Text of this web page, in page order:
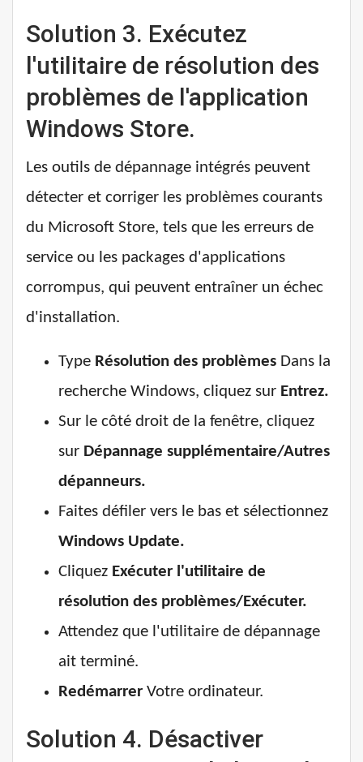
Solution 3. Exécutez
l'utilitaire de résolution des
problèmes de l'application
Windows Store.
Les outils de dépannage intégrés peuvent
détecter et corriger les problèmes courants
du Microsoft Store, tels que les erreurs de
service ou les packages d'applications
corrompus, qui peuvent entraîner un échec
d'installation.
Type Résolution des problèmes Dans la
recherche Windows, cliquez sur Entrez.
Sur le côté droit de la fenêtre, cliquez
sur Dépannage supplémentaire/Autres
dépanneurs.
Faites défiler vers le bas et sélectionnez
Windows Update.
Cliquez Exécuter l'utilitaire de
résolution des problèmes/Exécuter.
Attendez que l'utilitaire de dépannage
ait terminé.
Redémarrer Votre ordinateur.
Solution 4. Désactiver